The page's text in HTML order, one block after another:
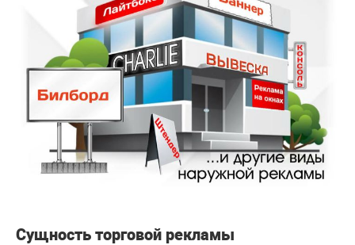
Сущность торговой рекламы